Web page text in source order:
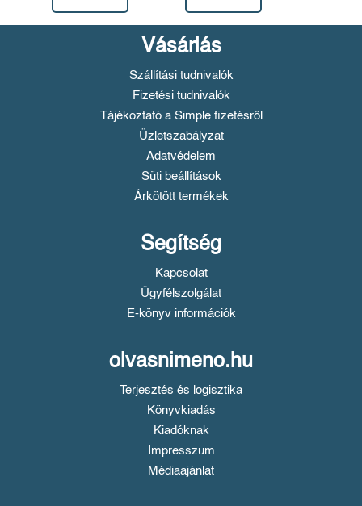
Vásárlás
Szállítási tudnivalók
Fizetési tudnivalók
Tájékoztató a Simple fizetésről
Üzletszabályzat
Adatvédelem
Süti beállítások
Árkötött termékek
Segítség
Kapcsolat
Ügyfélszolgálat
E-könyv információk
olvasnimeno.hu
Terjesztés és logisztika
Könyvkiadás
Kiadóknak
Impresszum
Médiaajánlat